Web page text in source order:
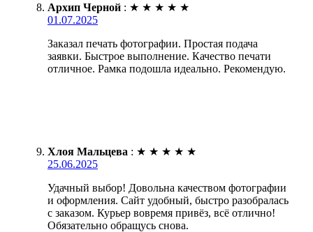
Архип Черной : ★ ★ ★ ★ ★
01.07.2025
Заказал печать фотографии. Простая подача
заявки. Быстрое выполнение. Качество печати
отличное. Рамка подошла идеально. Рекомендую.
Хлоя Мальцева : ★ ★ ★ ★ ★
25.06.2025
Удачный выбор! Довольна качеством фотографии
и оформления. Сайт удобный, быстро разобралась
с заказом. Курьер вовремя привёз, всё отлично!
Обязательно обращусь снова.